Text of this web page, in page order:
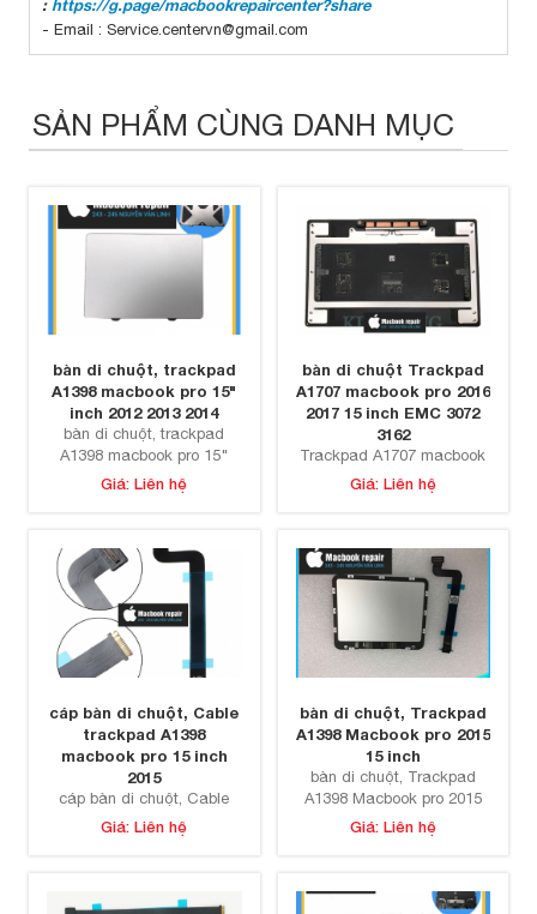
: https://g.page/macbookrepaircenter?share
- Email : Service.centervn@gmail.com
SẢN PHẨM CÙNG DANH MỤC
bàn di chuột, trackpad
A1398 macbook pro 15"
inch 2012 2013 2014
bàn di chuột, trackpad
A1398 macbook pro 15"
inch 2012 2013 2014
Giá: Liên hệ
bàn di chuột Trackpad
A1707 macbook pro 2016
2017 15 inch EMC 3072
3162
Trackpad A1707 macbook
pro 2016 2017 15 inch EMC
Giá: Liên hệ
cáp bàn di chuột, Cable
trackpad A1398
macbook pro 15 inch
2015
cáp bàn di chuột, Cable
trackpad A1398 macbook
pro 15 inch 2015
Giá: Liên hệ
bàn di chuột, Trackpad
A1398 Macbook pro 2015
15 inch
bàn di chuột, Trackpad
A1398 Macbook pro 2015
15 inch
Giá: Liên hệ